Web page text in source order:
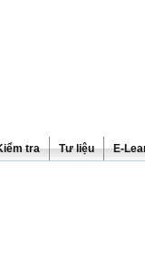
tra Tư liệu E-